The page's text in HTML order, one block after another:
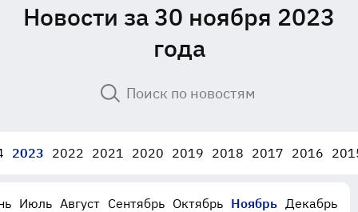
Новости за 30 ноября 2023
года
2023 2022 2021 2020 2019 2018 2017 2016
Июль Август Сентябрь Октябрь Ноябрь Декабрь